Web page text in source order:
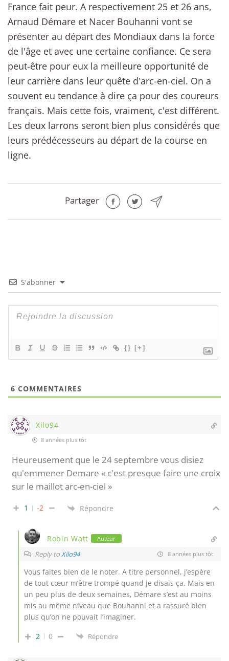
France fait peur. A respectivement 25 et 26 ans,
Arnaud Démare et Nacer Bouhanni vont se
présenter au départ des Mondiaux dans la force
de l'âge et avec une certaine confiance. Ce sera
peut-être pour eux la meilleure opportunité de
leur carrière dans leur quête d'arc-en-ciel. On a
souvent eu tendance à dire ça pour des coureurs
français. Mais cette fois, vraiment, c'est différent.
Les deux larrons seront bien plus considérés que
leurs prédécesseurs au départ de la course en
ligne.
Partager
S'abonner
{} [+]
6 COMMENTAIRES
Xilo94
8 années plus tôt
Heureusement que le 24 septembre vous disiez
qu'emmener Demare « c'est presque faire une croix
sur le maillot arc-en-ciel »
1 -2 Répondre
Robin Watt Auteur
Reply toXilo94 8 années plus tôt
Vous faites bien de le noter. A titre personnel, j’espère
de tout cœur m’être trompé quand je disais ça. Mais en
un peu plus de deux semaines, Démare s’est au moins
mis au même niveau que Bouhanni et a rassuré bien
plus qu’on ne pouvait l’imaginer.
2
0 Répondre